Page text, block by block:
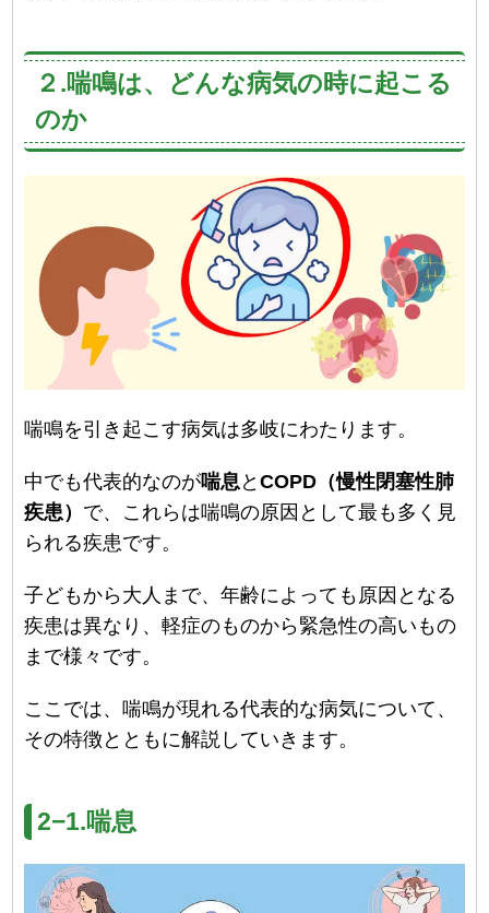
２.喘鳴は、どんな病気の時に起こる
のか
喘鳴を引き起こす病気は多岐にわたります。
中でも代表的なのが喘息 とCOPD（慢性閉塞性肺
疾患） で、これらは喘鳴の原因として最も多く見
られる疾患です。
子どもから大人まで、年齢によっても原因となる
疾患は異なり、軽症のものから緊急性の高いもの
まで様々です。
ここでは、喘鳴が現れる代表的な病気について、
その特徴とともに解説していきます。
2−1.喘息